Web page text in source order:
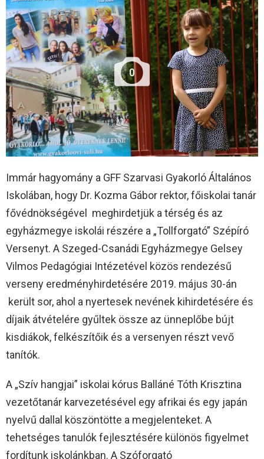
0
Immár hagyomány a GFF Szarvasi Gyakorló Általános
Iskolában, hogy Dr. Kozma Gábor rektor, főiskolai tanár
fővédnökségével meghirdetjük a térség és az
egyházmegye iskolái részére a „Tollforgató” Szépíró
Versenyt. A Szeged-Csanádi Egyházmegye Gelsey
Vilmos Pedagógiai Intézetével közös rendezésű
verseny eredményhirdetésére 2019. május 30-án
került sor, ahol a nyertesek nevének kihirdetésére és
díjaik átvételére gyűltek össze az ünneplőbe bújt
kisdiákok, felkészítőik és a versenyen részt vevő
tanítók.
A „Szív hangjai” iskolai kórus Balláné Tóth Krisztina
vezetőtanár karvezetésével egy afrikai és egy japán
nyelvű dallal köszöntötte a megjelenteket. A
tehetséges tanulók fejlesztésére különös figyelmet
fordítunk iskolánkban. A Szóforgató